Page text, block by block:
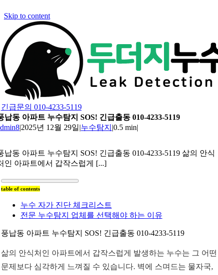
Skip to content
긴급문의 010-4233-5119
납동 아파트 누수탐지 SOS! 긴급출동 010-4233-5119
|2025년 12월 29일|누수탐지 |0.5 min|
납동 아파트 누수탐지 SOS! 긴급출동 010-4233-5119 삶의 안식
인 아파트에서 갑작스럽게 [...]
table of contents
누수 자가 진단 체크리스트
전문 누수탐지 업체를 선택해야 하는 이유
풍납동 아파트 누수탐지 SOS! 긴급출동 010-4233-5119
삶의 안식처인 아파트에서 갑작스럽게 발생하는 누수는 그 어떤
문제보다 심각하게 느껴질 수 있습니다. 벽에 스며드는 물자국,